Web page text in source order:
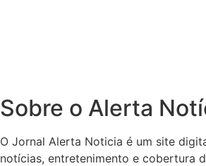
Sobre o Alerta
O Jornal Alerta Noticia é um site
notícias, entretenimento e cobertura